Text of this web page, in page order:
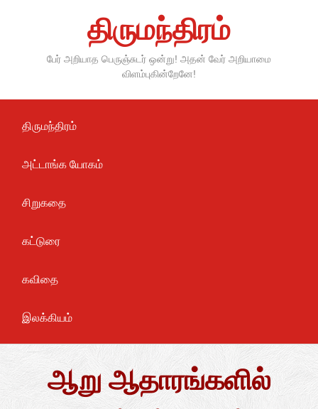
திருமந்திரம்
பேர் அறியாத பெருஞ்சுடர் ஒன்று! அதன் வேர் அறியாமை
விளம்புகின்றேனே!
திருமந்திரம்
அட்டாங்க யோகம்
சிறுகதை
கட்டுரை
கவிதை
இலக்கியம்
ஆறு ஆதாரங்களில்